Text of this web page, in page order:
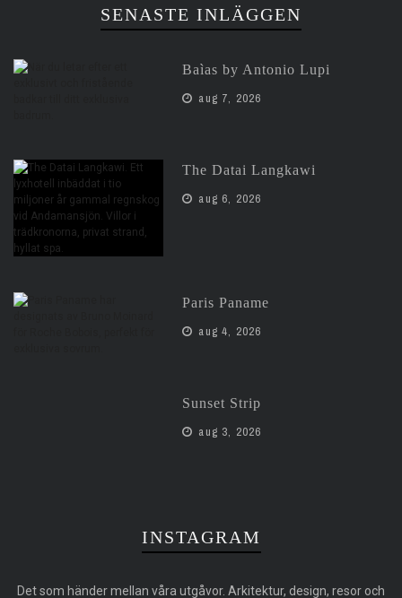
SENASTE INLÄGGEN
Baìas by Antonio Lupi
aug 7, 2026
The Datai Langkawi
aug 6, 2026
Paris Paname
aug 4, 2026
Sunset Strip
aug 3, 2026
INSTAGRAM
Det som händer mellan våra utgåvor. Arkitektur, design, resor och